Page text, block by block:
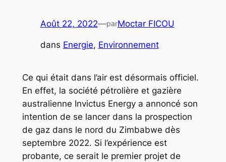
Août 22, 2022—parMoctar FICOU
dans Energie, Environnement
Ce qui était dans l’air est désormais officiel.
En effet, la société pétrolière et gazière
australienne Invictus Energy a annoncé son
intention de se lancer dans la prospection
de gaz dans le nord du Zimbabwe dès
septembre 2022. Si l’expérience est
probante, ce serait le premier projet de